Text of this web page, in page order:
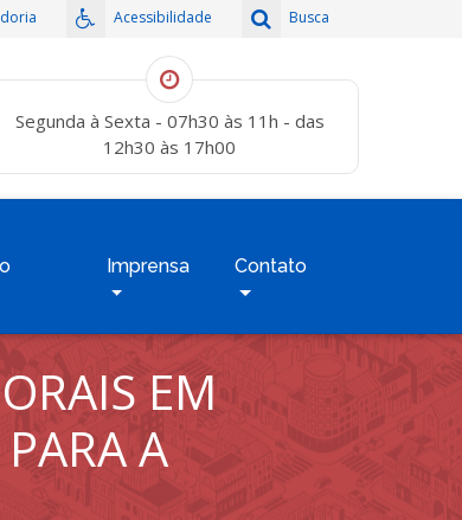
Busca
Acessibilidade
Segunda à Sexta - 07h30 às 11h - das
12h30 às 17h00
Imprensa Contato
EM
A